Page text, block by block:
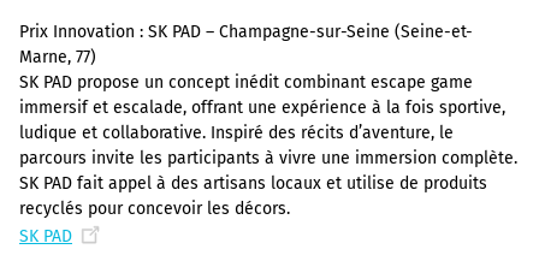
Prix Innovation : SK PAD – Champagne-sur-Seine (Seine-et-
Marne, 77)
SK PAD propose un concept inédit combinant escape game
immersif et escalade, offrant une expérience à la fois sportive,
ludique et collaborative. Inspiré des récits d’aventure, le
parcours invite les participants à vivre une immersion complète.
SK PAD fait appel à des artisans locaux et utilise de produits
recyclés pour concevoir les décors.
SK PAD